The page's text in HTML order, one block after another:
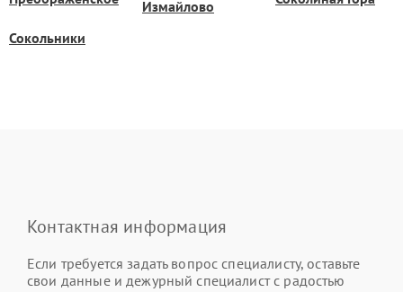
Измайлово
Сокольники
Контактная информация
Если требуется задать вопрос специалисту, оставьте
свои данные и дежурный специалист с радостью